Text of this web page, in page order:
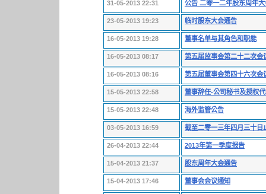
31-05-2013 22:31 公告 二零一二年股东周年
23-05-2013 19:23 临时股东大会通告
16-05-2013 19:28 董事名单与其角色和职能
16-05-2013 08:17 第五届监事会第二十二次会
16-05-2013 08:16 第五届董事会第四十六次会
15-05-2013 22:58 董事辞任-公司秘书及授权
15-05-2013 22:48 海外监管公告
03-05-2013 16:59 截至二零一三年四月三十日
26-04-2013 22:44 2013年第一季度报告
15-04-2013 21:37 股东周年大会通告
15-04-2013 17:46 董事会会议通知